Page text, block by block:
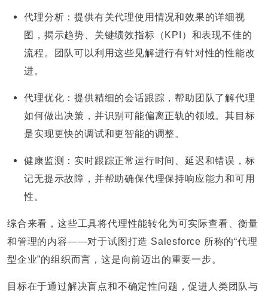
代理分析：提供有关代理使用情况和效果的详细视
图，揭示趋势、关键绩效指标（KPI）和表现不佳的
流程。团队可以利用这些见解进行有针对性的性能改
进。
代理优化：提供精细的会话跟踪，帮助团队了解代理
如何做出决策，并识别可能偏离正轨的领域。其目标
是实现更快的调试和更智能的调整。
健康监测：实时跟踪正常运行时间、延迟和错误，标
记无提示故障，并帮助确保代理保持响应能力和可用
性。
综合来看，这些工具将代理性能转化为可实际查看、衡量
和管理的内容——对于试图打造 Salesforce 所称的“代理
型企业”的组织而言，这是向前迈出的重要一步。
目标在于通过解决盲点和不确定性问题，促进人类团队与